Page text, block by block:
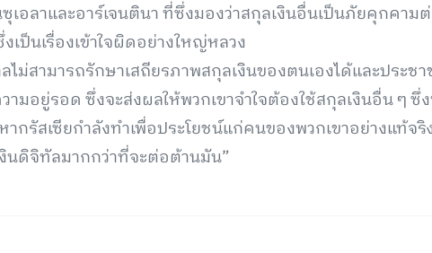
ซุเอลาและอาร์เจนตินา ที่ซึ่งมองว่าสกุลเงินอื่นเป็นภัยคุกคาม
ป็นเรื่องเข้าใจผิดอย่างใหญ่หลวง
ม่สามารถรักษาเสถียรภาพสกุลเงินของตนเองได้และประช
มอยู่รอด ซึ่งจะส่งผลให้พวกเขาจำใจต้องใช้สกุลเงินอื่น ๆ ซึ่
กรัสเซียกำลังทำเพื่อประโยชน์แก่คนของพวกเขาอย่างแท้จริ
นดิจิทัลมากกว่าที่จะต่อต้านมัน”